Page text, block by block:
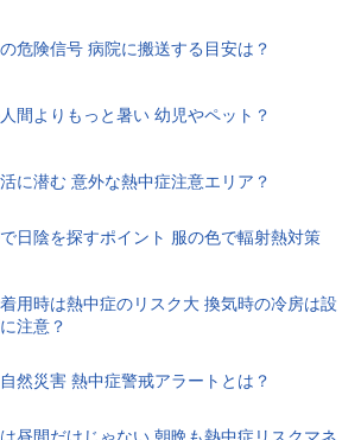
危険信号 病院に搬送する目安は？
間よりもっと暑い 幼児やペット？
に潜む 意外な熱中症注意エリア？
日陰を探すポイント 服の色で輻射熱対策
用時は熱中症のリスク大 換気時の冷房は設
注意？
然災害 熱中症警戒アラートとは？
昼間だけじゃない 朝晩も熱中症リスクマネ